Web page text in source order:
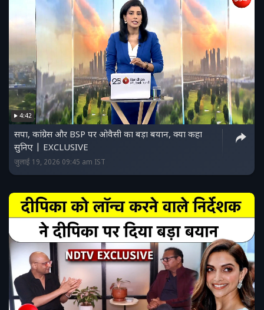
4:42
सपा, कांग्रेस और BSP पर ओवैसी का बड़ा बयान, क्या कहा
सुनिए | EXCLUSIVE
जुलाई 19, 2026 09:45 am IST